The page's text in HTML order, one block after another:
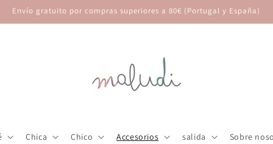
Envío gratuito por compras superiores a 80€ (Portugal y España)
Chica Chico Accesorios salida Sobre